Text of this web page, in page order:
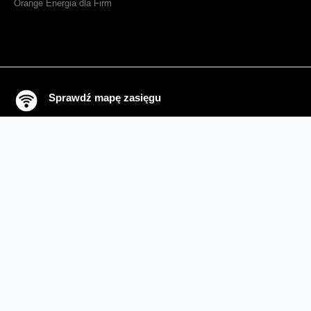
Orange Energia dla Firm
Sprawdź mapę zasięgu